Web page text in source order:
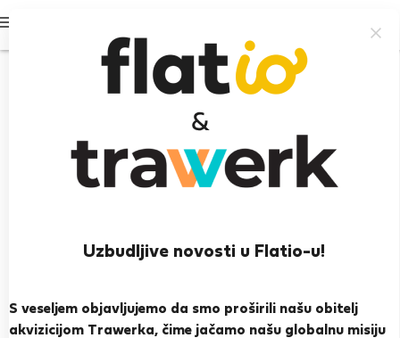
Uzbudljive novosti u Flatio-u!
S veseljem objavljujemo da smo proširili našu obitelj
akvizicijom Trawerka, čime jačamo našu globalnu misiju
Ana H.
Palma